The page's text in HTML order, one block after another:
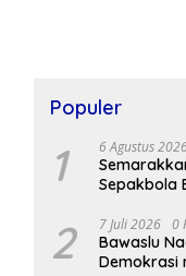
Populer
1 6 Agustus
Sepakbola
Bergulir
2 7 Juli 2026 0
Bawaslu
Demokrasi